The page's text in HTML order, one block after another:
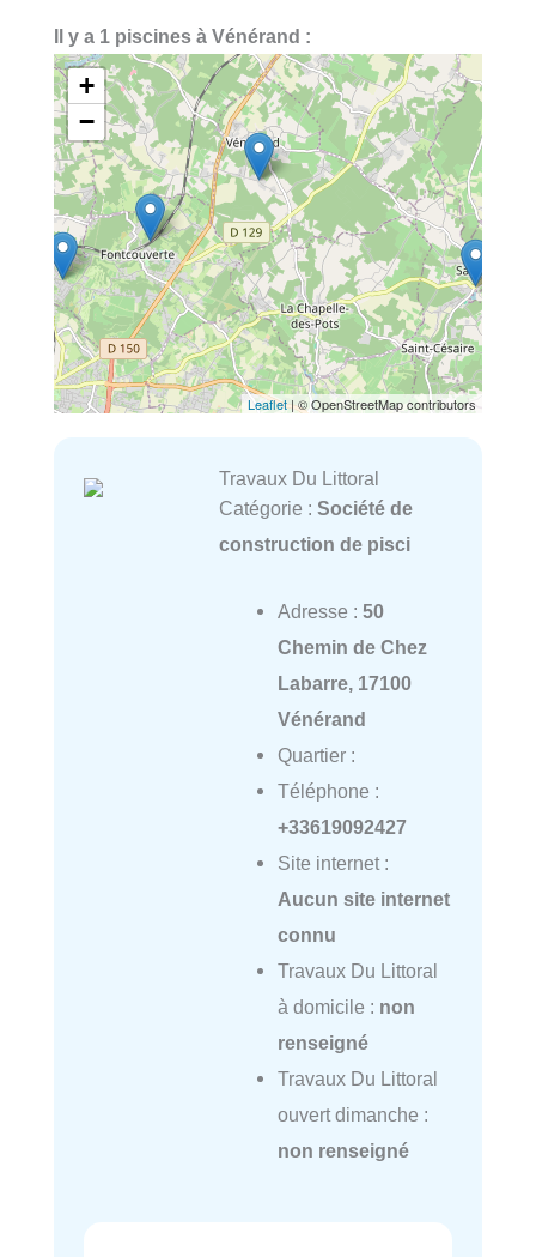
Il y a 1 piscines à Vénérand :
+
−
Leaflet | © OpenStreetMap contributors
Travaux Du Littoral
Catégorie : Société de
construction de pisci
Adresse : 50
Chemin de Chez
Labarre, 17100
Vénérand
Quartier :
Téléphone :
+33619092427
Site internet :
Aucun site internet
connu
Travaux Du Littoral
à domicile : non
renseigné
Travaux Du Littoral
ouvert dimanche :
non renseigné